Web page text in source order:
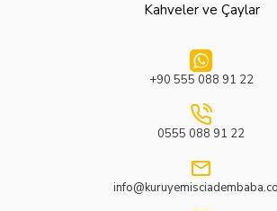
Kahveler ve Çaylar
+90 555 088 91 22
0555 088 91 22